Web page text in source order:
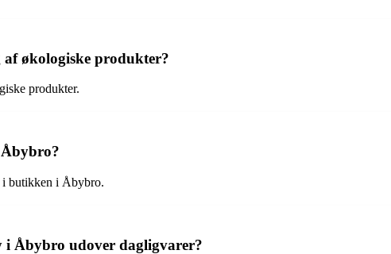
økologiske produkter?
produkter.
i butikken i Åbybro.
i Åbybro udover dagligvarer?